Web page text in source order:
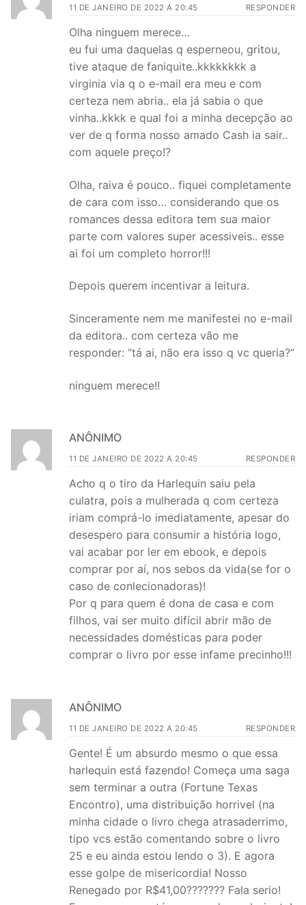
11 DE JANEIRO DE 2022 A 20:45 RESPONDER
Olha ninguem merece…
eu fui uma daquelas q esperneou, gritou,
tive ataque de faniquite..kkkkkkkk a
virginia via q o e-mail era meu e com
certeza nem abria.. ela já sabia o que
vinha..kkkk e qual foi a minha decepção ao
ver de q forma nosso amado Cash ia sair..
com aquele preço!?
Olha, raiva é pouco.. fiquei completamente
de cara com isso… considerando que os
romances dessa editora tem sua maior
parte com valores super acessiveis.. esse
ai foi um completo horror!!!
Depois querem incentivar a leitura.
Sinceramente nem me manifestei no e-mail
da editora.. com certeza vão me
responder: “tá ai, não era isso q vc queria?”
ninguem merece!!
ANÔNIMO
11 DE JANEIRO DE 2022 A 20:45 RESPONDER
Acho q o tiro da Harlequin saiu pela
culatra, pois a mulherada q com certeza
iriam comprá-lo imediatamente, apesar do
desespero para consumir a história logo,
vai acabar por ler em ebook, e depois
comprar por aí, nos sebos da vida(se for o
caso de conlecionadoras)!
Por q para quem é dona de casa e com
filhos, vai ser muito difícil abrir mão de
necessidades domésticas para poder
comprar o livro por esse infame precinho!!!
ANÔNIMO
11 DE JANEIRO DE 2022 A 20:45 RESPONDER
Gente! É um absurdo mesmo o que essa
harlequin está fazendo! Começa uma saga
sem terminar a outra (Fortune Texas
Encontro), uma distribuição horrivel (na
minha cidade o livro chega atrasaderrimo,
tipo vcs estão comentando sobre o livro
25 e eu ainda estou lendo o 3). E agora
esse golpe de misericordia! Nosso
Renegado por R$41,00??????? Fala serio!